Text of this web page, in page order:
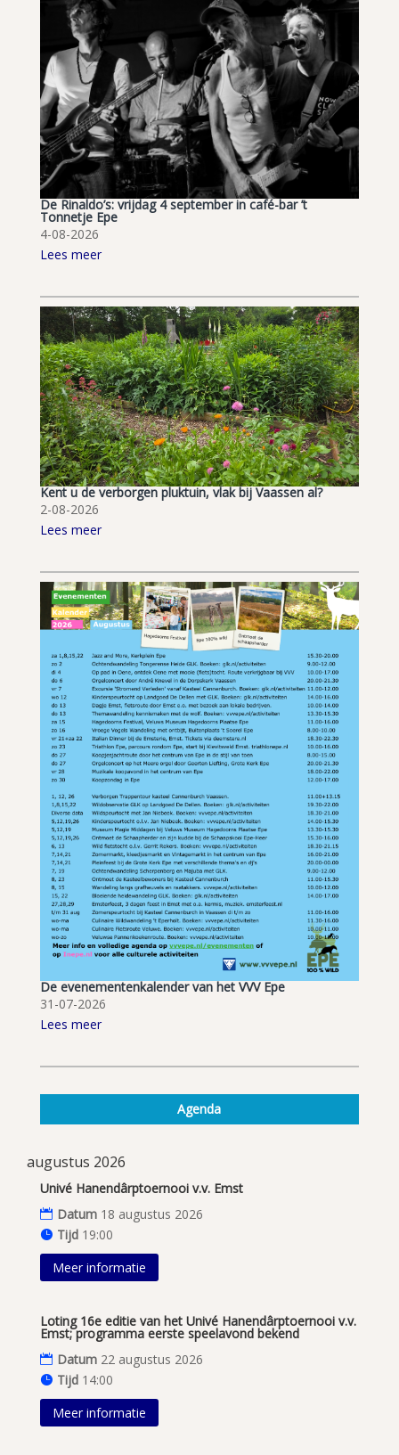
De Rinaldo’s: vrijdag 4 september in café-bar ’t
Tonnetje Epe
4-08-2026
Lees meer
Kent u de verborgen pluktuin, vlak bij Vaassen al?
2-08-2026
Lees meer
De evenementenkalender van het VVV Epe
31-07-2026
Lees meer
Agenda
augustus 2026
Univé Hanendârptoernooi v.v. Emst
Datum 18 augustus 2026
Tijd 19:00
Meer informatie
Loting 16e editie van het Univé Hanendârptoernooi v.v.
Emst; programma eerste speelavond bekend
Datum 22 augustus 2026
Tijd 14:00
Meer informatie